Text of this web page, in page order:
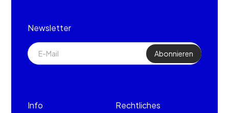
Info Rechtliches
Newsletter